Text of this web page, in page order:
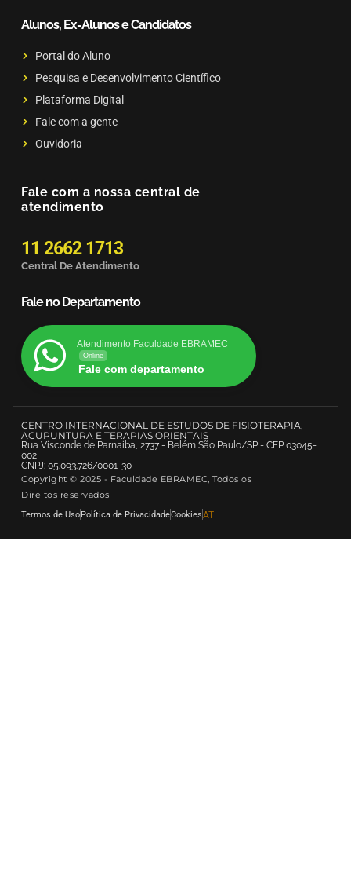
Alunos, Ex-Alunos e Candidatos
Portal do Aluno
Pesquisa e Desenvolvimento Científico
Plataforma Digital
Fale com a gente
Ouvidoria
Fale com a nossa central de
atendimento
11 2662 1713
Central De Atendimento
Fale no Departamento
Atendimento Faculdade EBRAMEC
Online
Fale com departamento
CENTRO INTERNACIONAL DE ESTUDOS DE FISIOTERAPIA,
ACUPUNTURA E TERAPIAS ORIENTAIS
Rua Visconde de Parnaiba, 2737 - Belém São Paulo/SP - CEP 03045-
002
CNPJ: 05.093.726/0001-30
Copyright © 2025 - Faculdade EBRAMEC, Todos os
Direitos reservados
Termos de UsoPolítica de PrivacidadeCookiesAT